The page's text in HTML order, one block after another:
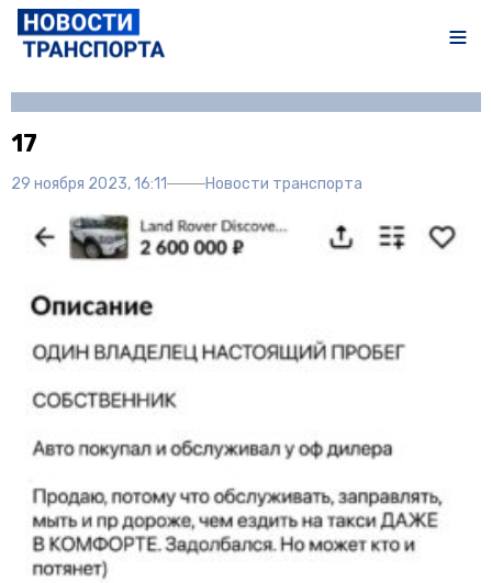
17
29 ноября 2023, 16:11 Новости транспорта